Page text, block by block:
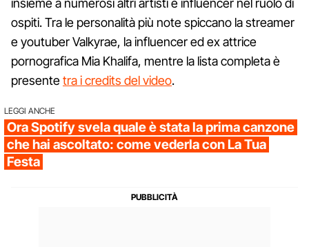
insieme a numerosi altri artisti e influencer nel ruolo di
ospiti. Tra le personalità più note spiccano la streamer
e youtuber Valkyrae, la influencer ed ex attrice
pornografica Mia Khalifa, mentre la lista completa è
presentetra i credits del video.
LEGGI ANCHE
Ora Spotify svela quale è stata la prima canzone
che hai ascoltato: come vederla con La Tua
Festa